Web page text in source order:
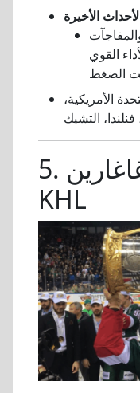
القوي
الأمريكية،
التشيك
5. نهائي كأس غاغارين
KHL